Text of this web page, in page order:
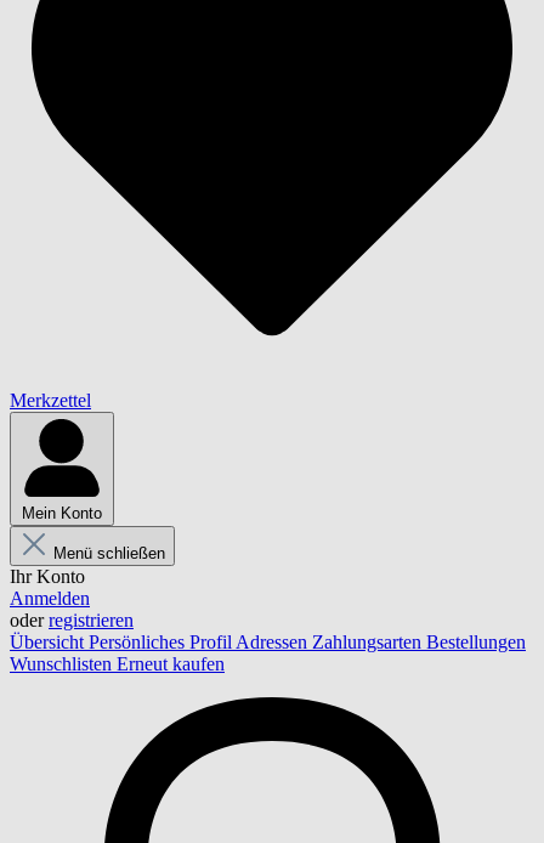
Merkzettel
Mein Konto
Menü schließen
Ihr Konto
Anmelden
oderregistrieren
Übersicht Persönliches Profil Adressen Zahlungsarten Bestellungen
Wunschlisten Erneut kaufen